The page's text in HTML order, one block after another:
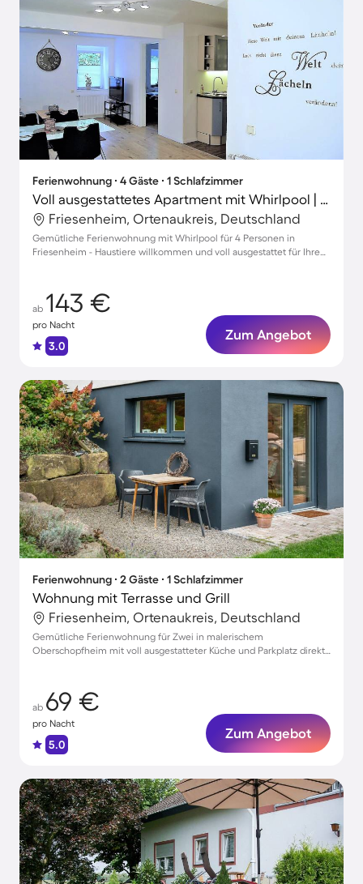
Ferienwohnung ∙ 4 Gäste ∙ 1 Schlafzimmer
Voll ausgestattetes Apartment mit Whirlpool | Haustiere erlaubt
Friesenheim, Ortenaukreis, Deutschland
Gemütliche Ferienwohnung mit Whirlpool für 4 Personen in
Friesenheim - Haustiere willkommen und voll ausgestattet für Ihren
ab 143 €
pro Nacht
3.0
Zum Angebot
Ferienwohnung ∙ 2 Gäste ∙ 1 Schlafzimmer
Wohnung mit Terrasse und Grill
Friesenheim, Ortenaukreis, Deutschland
Gemütliche Ferienwohnung für Zwei in malerischem
Oberschopfheim mit voll ausgestatteter Küche und Parkplatz direkt
ab 69 €
pro Nacht
5.0
Zum Angebot